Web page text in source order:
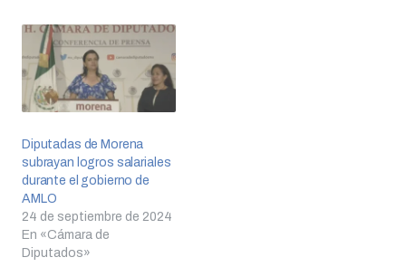
Diputadas de Morena
subrayan logros salariales
durante el gobierno de
AMLO
24 de septiembre de 2024
En «Cámara de
Diputados»